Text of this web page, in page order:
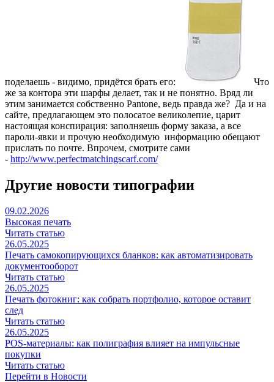
поделаешь - видимо, придётся брать его:
Что
же за контора эти шарфы делает, так и не понятно. Вряд ли
этим занимается собственно Pantone, ведь правда же? Да и на
сайте, предлагающем это полосатое великолепие, царит
настоящая конспирация: заполняешь форму заказа, а все
пароли-явки и прочую необходимую информацию обещают
прислать по почте. Впрочем, смотрите сами
- http://www.perfectmatchingscarf.com/
Другие новости типографии
09.02.2026
Высокая печать
Читать статью
26.05.2025
Печать самокопирующихся бланков: как автоматизировать
документооборот
Читать статью
26.05.2025
Печать фотокниг: как собрать портфолио, которое оставит
след
Читать статью
26.05.2025
POS-материалы: как полиграфия влияет на импульсные
покупки
Читать статью
Перейти в Новости